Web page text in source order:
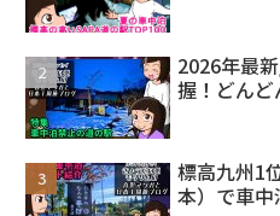
2026年最
握！どん
標高九州1
本）で車